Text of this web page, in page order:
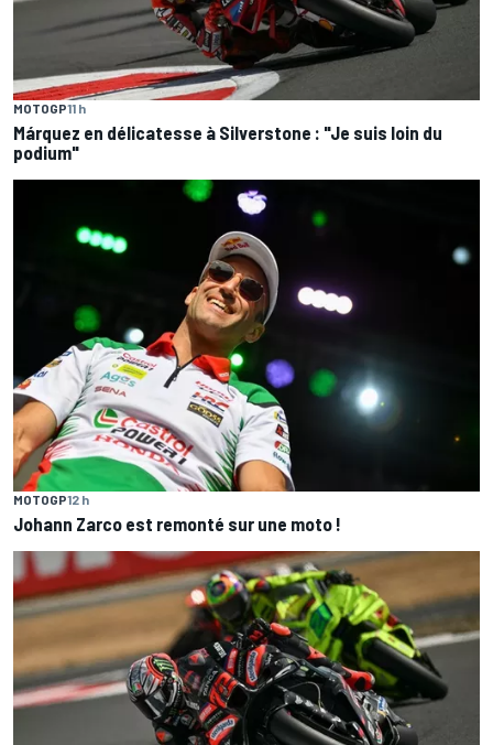
MOTOGP11 h
Márquez en délicatesse à Silverstone : "Je suis loin du
podium"
MOTOGP12 h
Johann Zarco est remonté sur une moto !